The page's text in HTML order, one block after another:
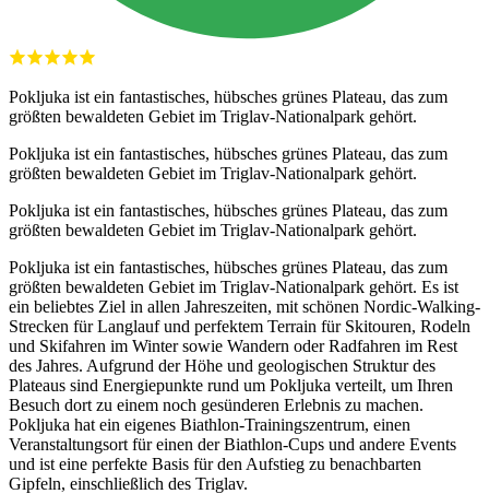
Pokljuka ist ein fantastisches, hübsches grünes Plateau, das zum
größten bewaldeten Gebiet im Triglav-Nationalpark gehört.
Pokljuka ist ein fantastisches, hübsches grünes Plateau, das zum
größten bewaldeten Gebiet im Triglav-Nationalpark gehört.
Pokljuka ist ein fantastisches, hübsches grünes Plateau, das zum
größten bewaldeten Gebiet im Triglav-Nationalpark gehört.
Pokljuka ist ein fantastisches, hübsches grünes Plateau, das zum
größten bewaldeten Gebiet im Triglav-Nationalpark gehört. Es ist
ein beliebtes Ziel in allen Jahreszeiten, mit schönen Nordic-Walking-
Strecken für Langlauf und perfektem Terrain für Skitouren, Rodeln
und Skifahren im Winter sowie Wandern oder Radfahren im Rest
des Jahres. Aufgrund der Höhe und geologischen Struktur des
Plateaus sind Energiepunkte rund um Pokljuka verteilt, um Ihren
Besuch dort zu einem noch gesünderen Erlebnis zu machen.
Pokljuka hat ein eigenes Biathlon-Trainingszentrum, einen
Veranstaltungsort für einen der Biathlon-Cups und andere Events
und ist eine perfekte Basis für den Aufstieg zu benachbarten
Gipfeln, einschließlich des Triglav.